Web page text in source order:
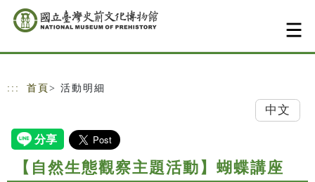
跳到主要內容
網站導覽
::: 首頁 > 活動明細
中文
【自然生態觀察主題活動】蝴蝶講座